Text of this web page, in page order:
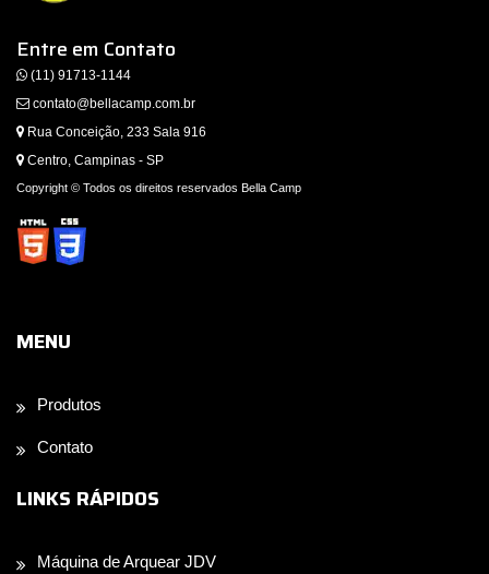
Entre em Contato
(11) 91713-1144
contato@bellacamp.com.br
Rua Conceição, 233 Sala 916
Centro, Campinas - SP
Copyright © Todos os direitos reservados Bella Camp
MENU
Produtos
Contato
LINKS RÁPIDOS
Máquina de Arquear JDV